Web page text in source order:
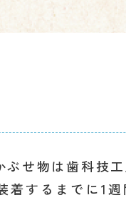
せ物は歯科技
するまでに1週